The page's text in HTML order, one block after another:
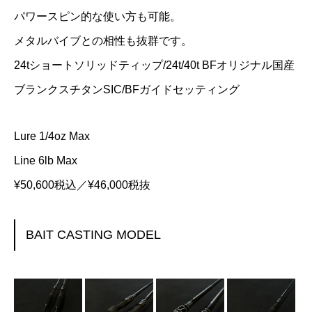
パワースピン的な使い方も可能。
メタルバイブとの相性も抜群です。
24tショートソリッドティップ/24t/40t BFオリジナル国産
ブランクスチタンSIC/BFガイドセッティング
Lure 1/4oz Max
Line 6lb Max
¥50,600税込／¥46,000税抜
BAIT CASTING MODEL